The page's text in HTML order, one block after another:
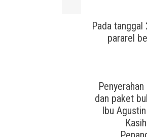
Pada
pararel
dan paket
Ibu